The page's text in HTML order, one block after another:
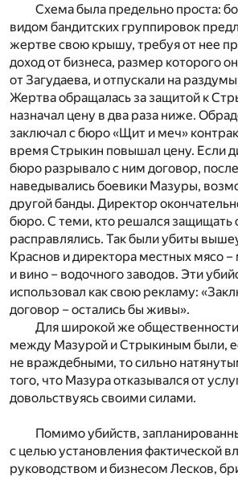
Схема была предельно проста:
видом бандитских группировок
жертве свою крышу, требуя от нее
доход от бизнеса, размер которого
от Загудаева, и отпускали на
Жертва обращалась за защитой к
назначал цену в два раза ниже.
заключал с бюро «Щит и меч»
время Стрыкин повышал цену. Если
бюро разрывало с ним договор,
наведывались боевики Мазуры,
другой банды. Директор
бюро. С теми, кто решался защищать
расправлялись. Так были убиты
Краснов и директора местных мясо
и вино – водочного заводов. Эти
использовал как свою рекламу:
договор – остались бы живы».
Для широкой же
между Мазурой и Стрыкиным были,
не враждебными, то сильно
того, что Мазура отказывался от
довольствуясь своими силами.
Помимо убийств,
с целью установления фактической
руководством и бизнесом Лесков,